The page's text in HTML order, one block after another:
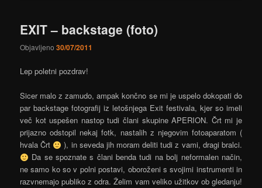
EXIT – backstage (foto)
Objavljeno30/07/2011
Lep poletni pozdrav!
Sicer malo z zamudo, ampak končno se mi je uspelo dokopati do
par backstage fotografij iz letošnjega Exit festivala, kjer so imeli
več kot uspešen nastop tudi člani skupine APERION. Črt mi je
prijazno odstopil nekaj fotk, nastalih z njegovim fotoaparatom (
hvala Črt
), in seveda jih moram deliti tudi z vami, dragi bralci.
Da se spoznate s člani benda tudi na bolj neformalen način,
ne samo ko so v polni postavi, oboroženi s svojimi instrumenti in
razvnemajo publiko z odra. Želim vam veliko užitkov ob gledanju!